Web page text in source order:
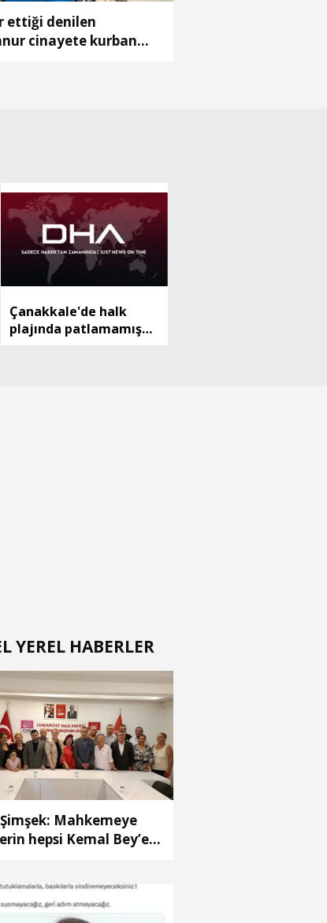
ettiği denilen
cinayete kurban
Çanakkale'de halk
plajında patlamamış
YEREL HABERLER
Şimşek: Mahkemeye
hepsi Kemal Bey’e